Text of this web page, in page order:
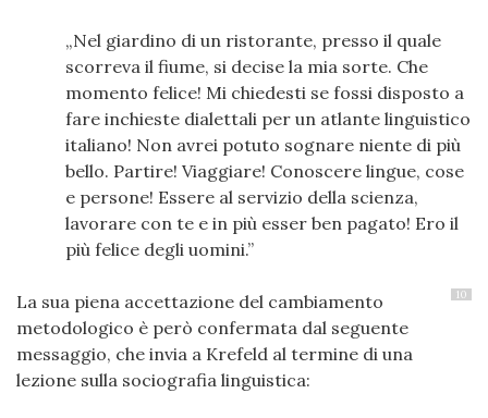
Nel giardino di un ristorante, presso il quale
scorreva il fiume, si decise la mia sorte. Che
momento felice! Mi chiedesti se fossi disposto a
fare inchieste dialettali per un atlante linguistico
italiano! Non avrei potuto sognare niente di più
bello. Partire! Viaggiare! Conoscere lingue, cose
e persone! Essere al servizio della scienza,
lavorare con te e in più esser ben pagato! Ero il
più felice degli uomini.
10
La sua piena accettazione del cambiamento
metodologico è però confermata dal seguente
messaggio, che invia a Krefeld al termine di una
lezione sulla sociografia linguistica: